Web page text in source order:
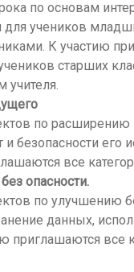
по основам
для учеников
К участию
старших
учителя.
по
и безопасности его
все
опасности.
по улучшению
данных,
приглашаются все